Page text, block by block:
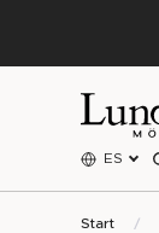
ES
Start